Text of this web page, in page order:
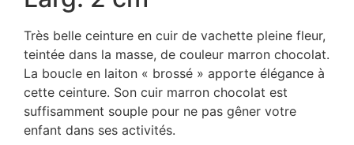
Très belle ceinture en cuir de vachette pleine fleur,
teintée dans la masse, de couleur marron chocolat.
La boucle en laiton « brossé » apporte élégance à
cette ceinture. Son cuir marron chocolat est
suffisamment souple pour ne pas gêner votre
enfant dans ses activités.